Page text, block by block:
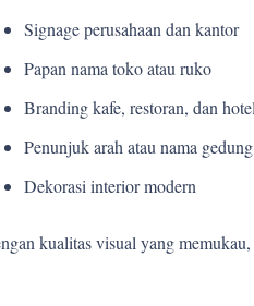
Signage perusahaan dan kantor
Papan nama toko atau ruko
Branding kafe, restoran, dan hotel
Penunjuk arah atau nama gedung
Dekorasi interior modern
kualitas visual yang